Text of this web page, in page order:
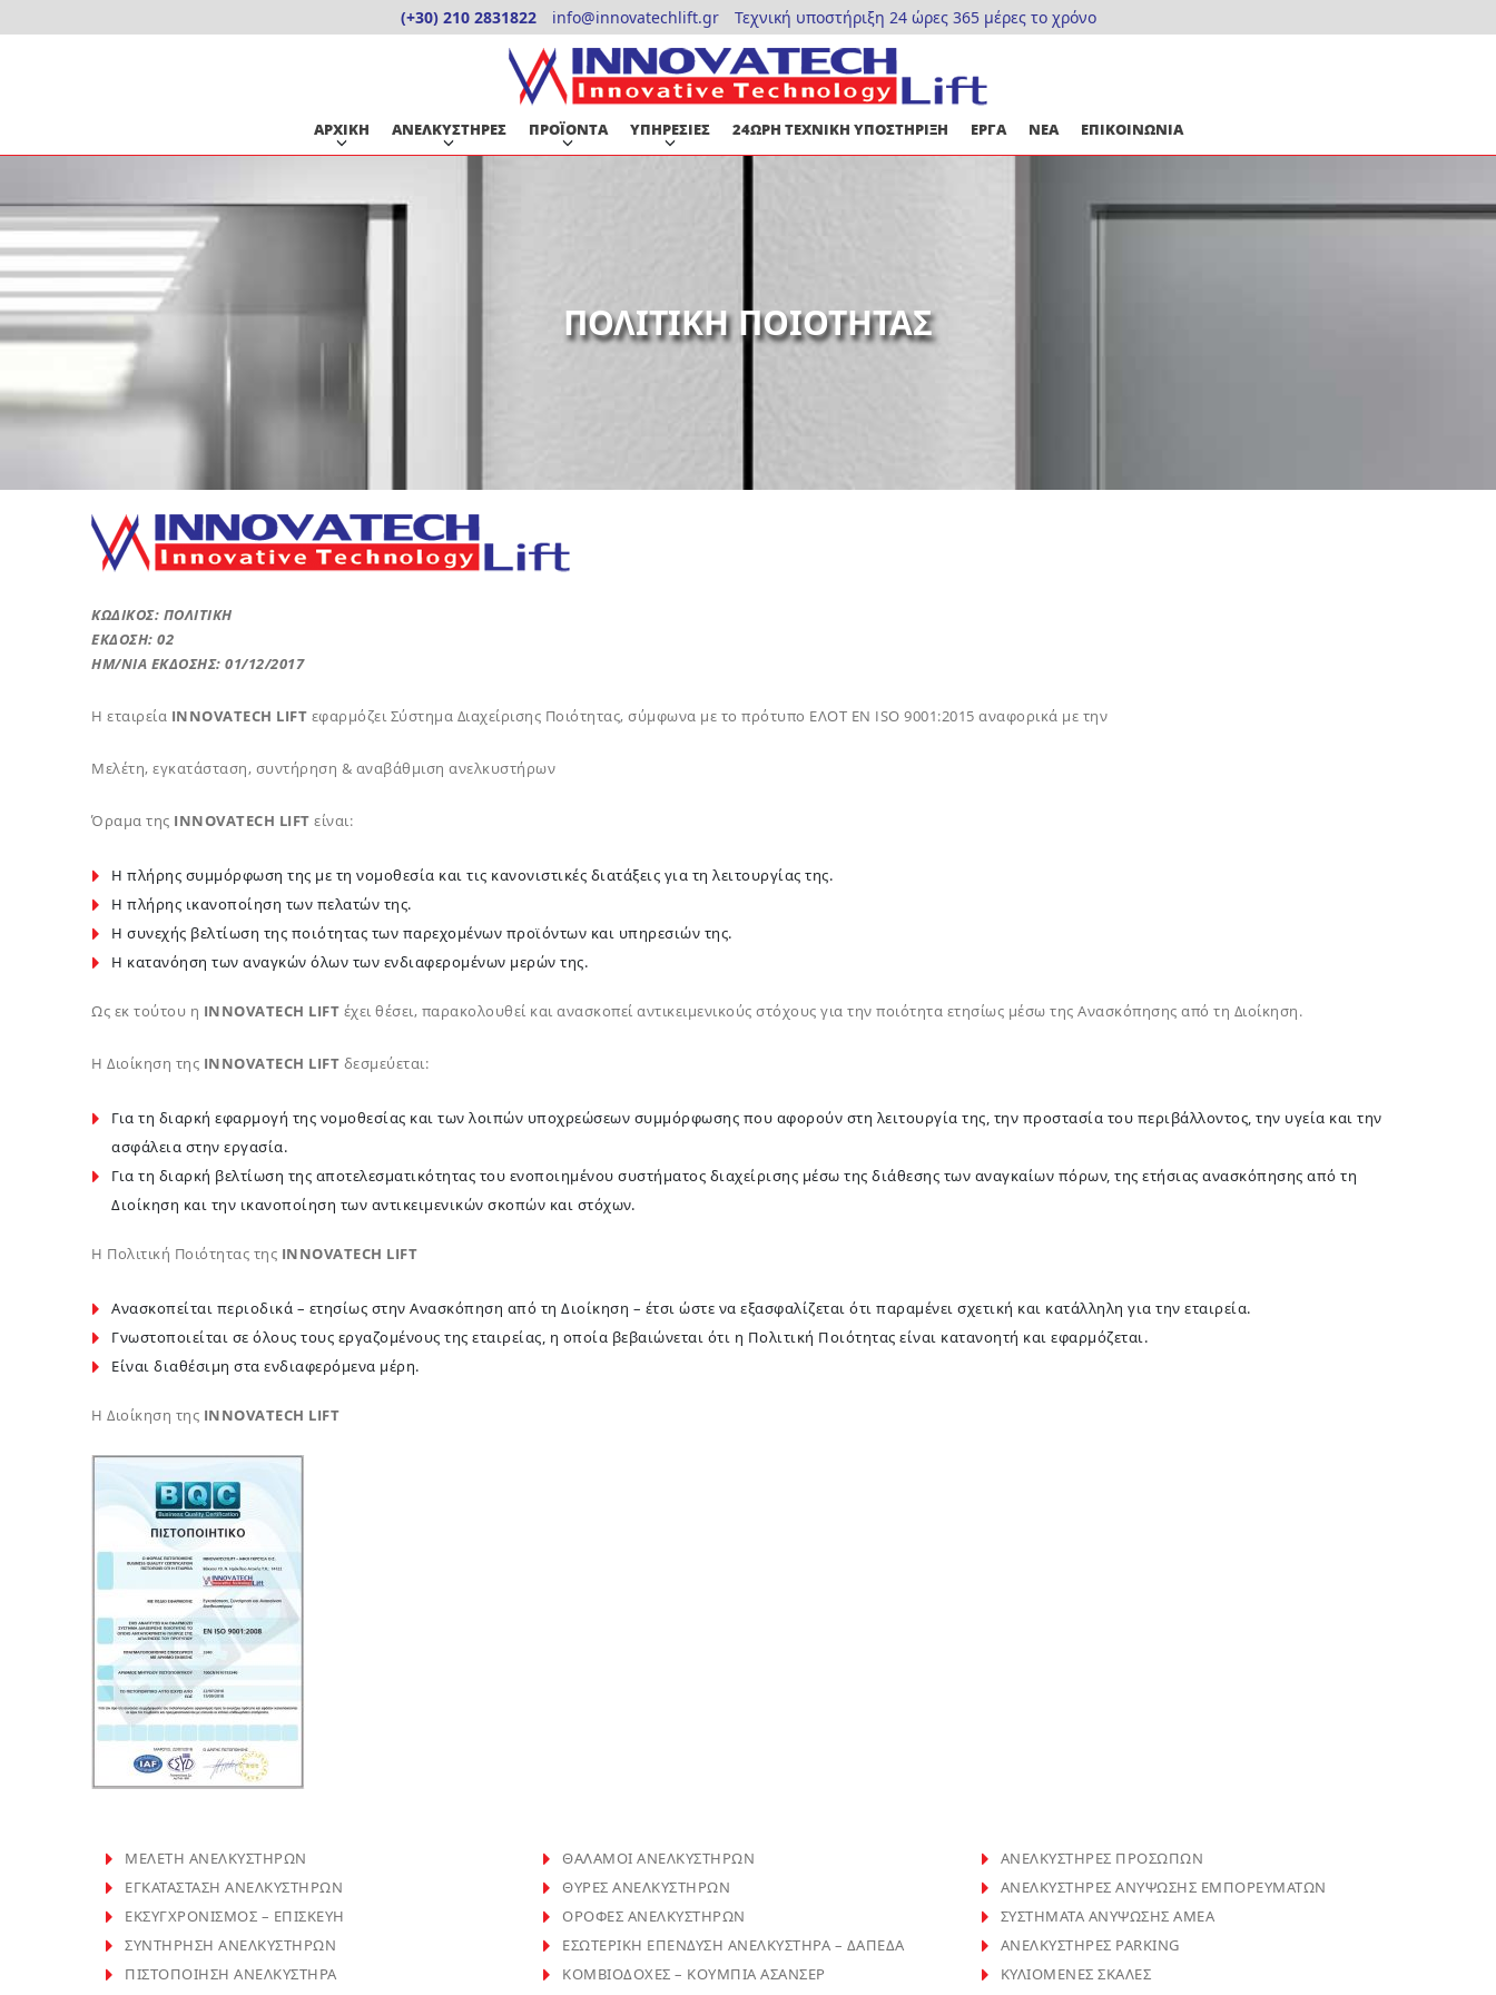
to
(+30) 210 2831822 info@innovatechlift.gr Τεχνική υποστήριξη 24 ώρες 365 μέρες το χρόνο
ΑΡΧΙΚΗ ΑΝΕΛΚΥΣΤΗΡΕΣ ΠΡΟΪΟΝΤΑ ΥΠΗΡΕΣΙΕΣ 24ΩΡΗ ΤΕΧΝΙΚΗ ΥΠΟΣΤΗΡΙΞΗ ΕΡΓΑ ΝΕΑ ΕΠΙΚΟΙΝΩΝΙΑ
ΠΟΛΙΤΙΚΗ ΠΟΙΟΤΗΤΑΣ
ΚΩΔΙΚΟΣ: ΠΟΛΙΤΙΚΗ
ΕΚΔΟΣΗ: 02
ΗΜ/ΝΙΑ ΕΚΔΟΣΗΣ: 01/12/2017
Η εταιρεία INNOVATECH LIFT εφαρμόζει Σύστημα Διαχείρισης Ποιότητας, σύμφωνα με το πρότυπο ΕΛΟΤ ΕΝ ISO 9001:2015 αναφορικά με την
Μελέτη, εγκατάσταση, συντήρηση & αναβάθμιση ανελκυστήρων
Όραμα της INNOVATECH LIFT είναι:
Η πλήρης συμμόρφωση της με τη νομοθεσία και τις κανονιστικές διατάξεις για τη λειτουργίας της.
Η πλήρης ικανοποίηση των πελατών της.
Η συνεχής βελτίωση της ποιότητας των παρεχομένων προϊόντων και υπηρεσιών της.
Η κατανόηση των αναγκών όλων των ενδιαφερομένων μερών της.
Ως εκ τούτου η INNOVATECH LIFT έχει θέσει, παρακολουθεί και ανασκοπεί αντικειμενικούς στόχους για την ποιότητα ετησίως μέσω της Ανασκόπησης από τη Διοίκηση.
Η Διοίκηση της INNOVATECH LIFT δεσμεύεται:
Για τη διαρκή εφαρμογή της νομοθεσίας και των λοιπών υποχρεώσεων συμμόρφωσης που αφορούν στη λειτουργία της, την προστασία του περιβάλλοντος, την υγεία και την
ασφάλεια στην εργασία.
Για τη διαρκή βελτίωση της αποτελεσματικότητας του ενοποιημένου συστήματος διαχείρισης μέσω της διάθεσης των αναγκαίων πόρων, της ετήσιας ανασκόπησης από τη
Διοίκηση και την ικανοποίηση των αντικειμενικών σκοπών και στόχων.
Η Πολιτική Ποιότητας της INNOVATECH LIFT
Ανασκοπείται περιοδικά – ετησίως στην Ανασκόπηση από τη Διοίκηση – έτσι ώστε να εξασφαλίζεται ότι παραμένει σχετική και κατάλληλη για την εταιρεία.
Γνωστοποιείται σε όλους τους εργαζομένους της εταιρείας, η οποία βεβαιώνεται ότι η Πολιτική Ποιότητας είναι κατανοητή και εφαρμόζεται.
Είναι διαθέσιμη στα ενδιαφερόμενα μέρη.
Η Διοίκηση της INNOVATECH LIFT
ΜΕΛΕΤΗ ΑΝΕΛΚΥΣΤΗΡΩΝ
ΕΓΚΑΤΑΣΤΑΣΗ ΑΝΕΛΚΥΣΤΗΡΩΝ
ΕΚΣΥΓΧΡΟΝΙΣΜΟΣ – ΕΠΙΣΚΕΥΗ
ΣΥΝΤΗΡΗΣΗ ΑΝΕΛΚΥΣΤΗΡΩΝ
ΠΙΣΤΟΠΟΙΗΣΗ ΑΝΕΛΚΥΣΤΗΡΑ
ΘΑΛΑΜΟΙ ΑΝΕΛΚΥΣΤΗΡΩΝ
ΘΥΡΕΣ ΑΝΕΛΚΥΣΤΗΡΩΝ
ΟΡΟΦΕΣ ΑΝΕΛΚΥΣΤΗΡΩΝ
ΕΣΩΤΕΡΙΚΗ ΕΠΕΝΔΥΣΗ ΑΝΕΛΚΥΣΤΗΡΑ – ΔΑΠΕΔΑ
ΚΟΜΒΙΟΔΟΧΕΣ – ΚΟΥΜΠΙΑ ΑΣΑΝΣΕΡ
ΑΝΕΛΚΥΣΤΗΡΕΣ ΠΡΟΣΩΠΩΝ
ΑΝΕΛΚΥΣΤΗΡΕΣ ΑΝΥΨΩΣΗΣ ΕΜΠΟΡΕΥΜΑΤΩΝ
ΣΥΣΤΗΜΑΤΑ ΑΝΥΨΩΣΗΣ ΑΜΕΑ
ΑΝΕΛΚΥΣΤΗΡΕΣ PARKING
ΚΥΛΙΟΜΕΝΕΣ ΣΚΑΛΕΣ